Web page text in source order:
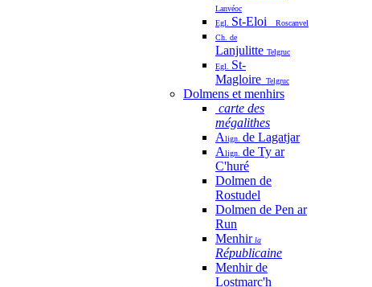
Lanvéoc
Egl. St-Eloi
Roscanvel
Ch. de
Lanjulitte Telgruc
Egl. St-
Magloire Telgruc
Dolmens et menhirs
carte des
mégalithes
Align. de Lagatjar
Align. de Ty ar
C'huré
Dolmen de
Rostudel
Dolmen de Pen ar
Run
Menhirla
Républicaine
Menhir de
Lostmarc'h